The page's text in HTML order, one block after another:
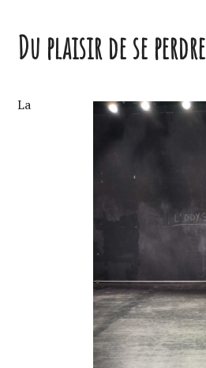
Du plaisir de se perdre
La